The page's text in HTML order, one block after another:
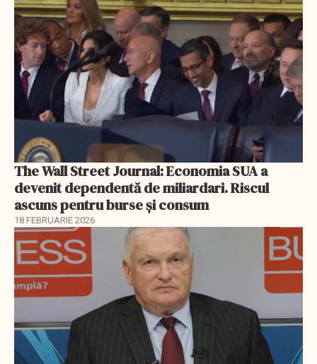
The Wall Street Journal: Economia SUA a
devenit dependentă de miliardari. Riscul
ascuns pentru burse și consum
18 FEBRUARIE 2026
EXCLUSIV